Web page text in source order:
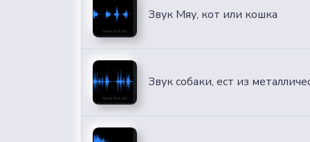
Звук Мяу, кот или кошка
Звук собаки, ест из